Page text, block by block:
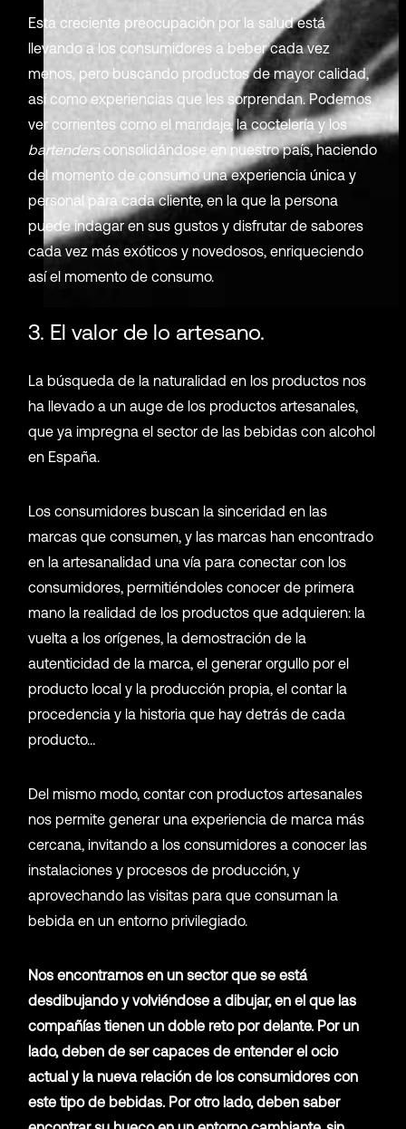
Esta creciente preocupación por la salud está
llevando a los consumidores a beber cada vez
menos, pero buscando productos de mayor calidad,
así como experiencias que les sorprendan. Podemos
ver corrientes como el maridaje, la coctelería y los
bartendersconsolidándose en nuestro país, haciendo
del momento de consumo una experiencia única y
personal para cada cliente, en la que la persona
puede indagar en sus gustos y disfrutar de sabores
cada vez más exóticos y novedosos, enriqueciendo
así el momento de consumo.
3. El valor de lo artesano.
La búsqueda de la naturalidad en los productos nos
ha llevado a un auge de los productos artesanales,
que ya impregna el sector de las bebidas con alcohol
en España.
Los consumidores buscan la sinceridad en las
marcas que consumen, y las marcas han encontrado
en la artesanalidad una vía para conectar con los
consumidores, permitiéndoles conocer de primera
mano la realidad de los productos que adquieren: la
vuelta a los orígenes, la demostración de la
autenticidad de la marca, el generar orgullo por el
producto local y la producción propia, el contar la
procedencia y la historia que hay detrás de cada
producto…
Del mismo modo, contar con productos artesanales
nos permite generar una experiencia de marca más
cercana, invitando a los consumidores a conocer las
instalaciones y procesos de producción, y
aprovechando las visitas para que consuman la
bebida en un entorno privilegiado.
Nos encontramos en un sector que se está
desdibujando y volviéndose a dibujar, en el que las
compañías tienen un doble reto por delante. Por un
lado, deben de ser capaces de entender el ocio
actual y la nueva relación de los consumidores con
este tipo de bebidas. Por otro lado, deben saber